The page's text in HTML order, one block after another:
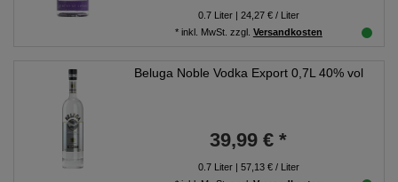
0.7Liter| 24,27 € / Liter
* inkl. MwSt. zzgl. Versandkosten
Beluga Noble Vodka Export 0,7L 40% vol
39,99 € *
0.7Liter| 57,13 € / Liter